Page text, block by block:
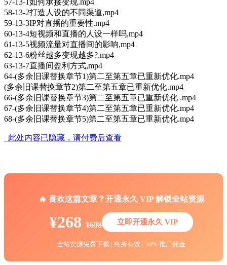
58-13-2打造人设的不同渠道,mp4
59-13-3IP对直播的重要性.mp4
60-13-4短视频和直播的人设一样吗,mp4
61-13-5视频流量对直播间的影响,mp4
62-13-6粉丝越多变现越多?.mp4
63-13-7直播间盈利方式,mp4
64-(多余旧课替换章节1)第二至第五章已重新优化.mp4
(多余旧课替换章节2)第二至第五章已重新优化.mp4
66-(多余旧课替换章节3)第二至第五章已重新优化 .mp4
67-(多余旧课替换章节4)第二至第五章已重新优化.mp4
68-(多余旧课替换章节5)第二至第五章已重新优化.mp4
此处内容已隐藏，请付费后查看
🔥 喜欢这篇文章？开通永久 VIP 解锁全站资源
¥268 ¥698 立即开通永久 VIP
全站资源免费下载 | 终身有效 | 50% 推广佣金